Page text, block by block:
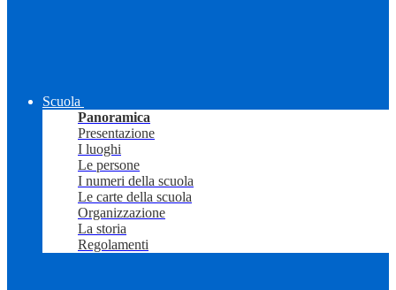
Scuola
Panoramica
Presentazione
I luoghi
Le persone
I numeri della scuola
Le carte della scuola
Organizzazione
La storia
Regolamenti